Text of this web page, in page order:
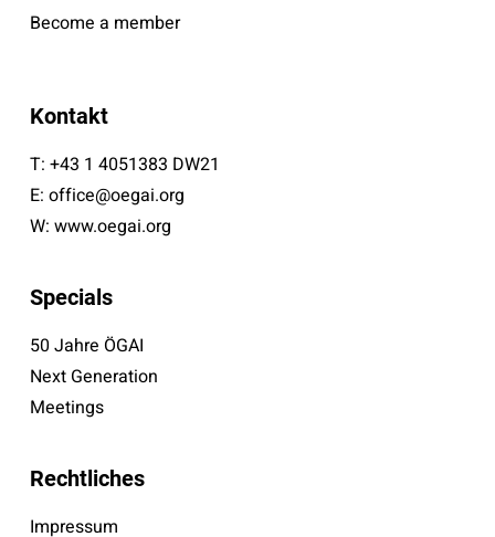
Become a member
Kontakt
T: +43 1 4051383 DW21
E: office@oegai.org
W: www.oegai.org
Specials
50 Jahre ÖGAI
Next Generation
Meetings
Rechtliches
Impressum